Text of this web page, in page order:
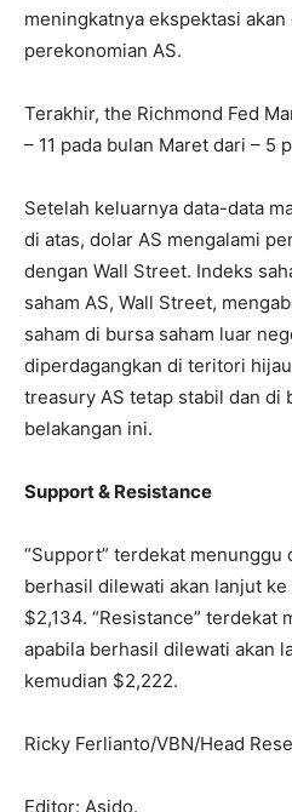
meningkatnya ekspektasi
perekonomian AS.
Terakhir, the Richmond Fed
– 11 pada bulan Maret dari – 5
Setelah keluarnya data-data
di atas, dolar AS mengalami
dengan Wall Street. Indeks
saham AS, Wall Street,
saham di bursa saham luar
diperdagangkan di teritori
treasury AS tetap stabil dan di
belakangan ini.
Support & Resistance
“Support” terdekat menunggu
berhasil dilewati akan lanjut
$2,134. “Resistance” terdekat
apabila berhasil dilewati akan
kemudian $2,222.
Ricky Ferlianto/VBN/Head
Editor: Asido.